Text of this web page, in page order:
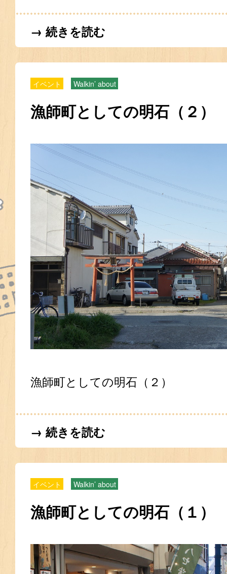
→ 続きを読む
イベント Walkin’ about
漁師町としての明石（２）
漁師町としての明石（２）
→ 続きを読む
イベント Walkin’ about
漁師町としての明石（１）